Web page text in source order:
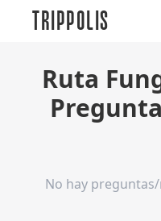
TRIPPOLIS
Ruta
No hay